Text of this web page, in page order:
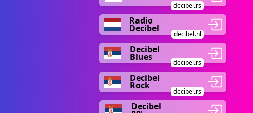
decibel.rs
Radio
Decibel
decibel.nl
Decibel
Blues
decibel.rs
Decibel
Rock
decibel.rs
Decibel